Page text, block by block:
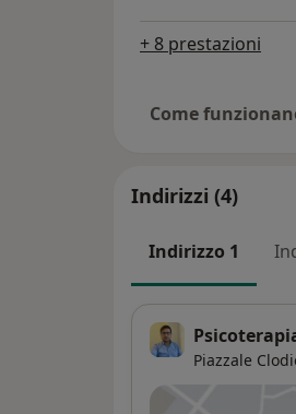
+ 8 prestazioni
Come
Indirizzi (4)
Indirizzo 1
Piazzale